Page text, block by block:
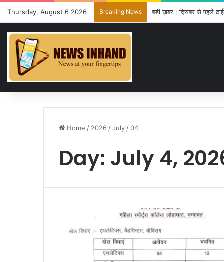
Thursday, August 6 2026 Breaking News बड़ी ख़बर : दिसंबर से पहले
Home / 2026 /July /04
Day: July 4,